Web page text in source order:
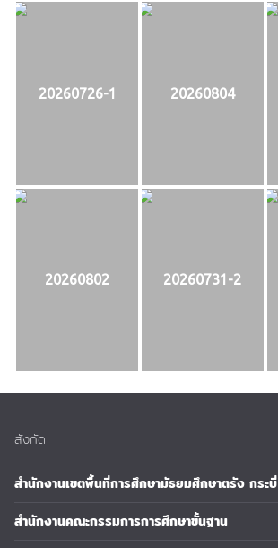
20260726-1 20260804
20260802 20260731-2
สังกัด
สำนักงานเขตพื้นที่การศึกษามัธยมศึกษาตรัง กระบี่
สำนักงานคณะกรรมการการศึกษาขั้นฐาน